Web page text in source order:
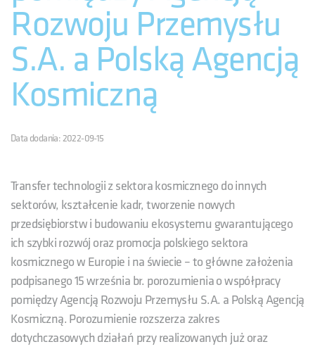
Rozwoju Przemysłu
S.A. a Polską Agencją
Kosmiczną
Data dodania: 2022-09-15
Transfer technologii z sektora kosmicznego do innych
sektorów, kształcenie kadr, tworzenie nowych
przedsiębiorstw i budowaniu ekosystemu gwarantującego
ich szybki rozwój oraz promocja polskiego sektora
kosmicznego w Europie i na świecie – to główne założenia
podpisanego 15 września br. porozumienia o współpracy
pomiędzy Agencją Rozwoju Przemysłu S.A. a Polską Agencją
Kosmiczną. Porozumienie rozszerza zakres
dotychczasowych działań przy realizowanych już oraz